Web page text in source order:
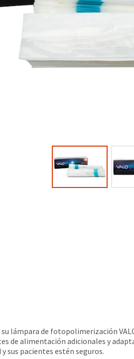
lámpara de fotopolimerización
de alimentación adicionales y
y sus pacientes estén seguros.